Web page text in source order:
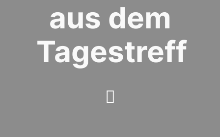
aus dem
Tagestreff